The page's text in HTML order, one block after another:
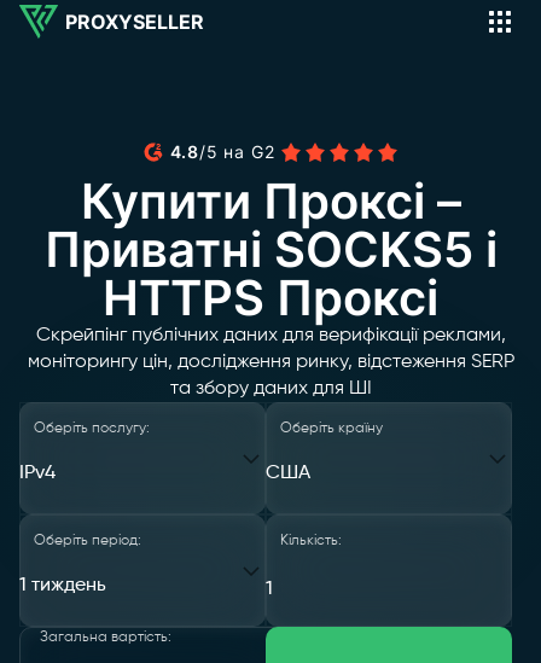
PROXYSELLER
4.8/5 на G2
Купити Проксі –
Приватні SOCKS5 і
HTTPS Проксі
Скрейпінг публічних даних для верифікації реклами,
моніторингу цін, дослідження ринку, відстеження SERP
та збору даних для ШІ
Оберіть послугу:
IPv4
Оберіть країну
США
Оберіть період:
1 тиждень
Кількість:
Загальна вартість: